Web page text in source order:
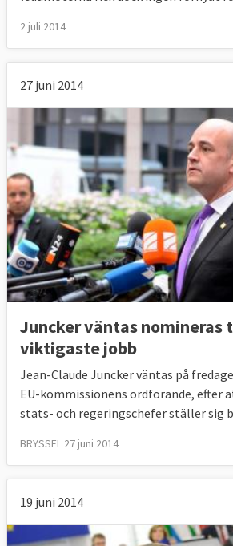
2 juli 2014
27 juni 2014
Juncker väntas nomineras
viktigaste jobb
Jean-Claude Juncker väntas på
EU-kommissionens ordförande, efter
stats- och regeringschefer ställer sig
BRYSSEL 27 juni 2014
19 juni 2014